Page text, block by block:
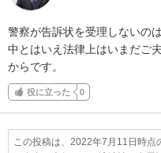
警察が告訴状を受理しないの
中とはいえ法律上はいまだご
からです。
役に立った 0
この投稿は、2022年7月11日時点